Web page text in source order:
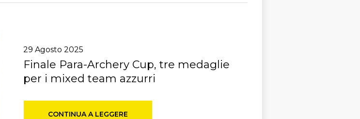
29 Agosto 2025
Finale Para-Archery Cup, tre medaglie
per i mixed team azzurri
CONTINUA A LEGGERE